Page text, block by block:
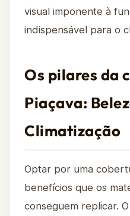
visual imponente à
indispensável para o
Os pilares da
Piaçava:
Climatização
Optar por uma
benefícios que os
conseguem replicar.